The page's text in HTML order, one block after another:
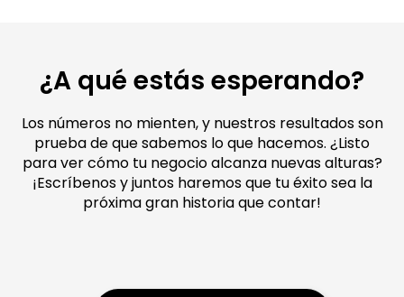
¿A qué estás esperando?
Los números no mienten, y nuestros resultados son
prueba de que sabemos lo que hacemos. ¿Listo
para ver cómo tu negocio alcanza nuevas alturas?
¡Escríbenos y juntos haremos que tu éxito sea la
próxima gran historia que contar!